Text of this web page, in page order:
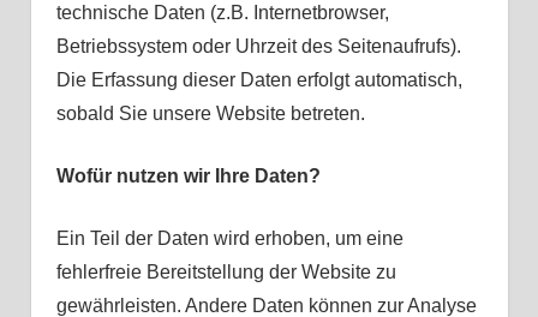
technische Daten (z.B. Internetbrowser,
Betriebssystem oder Uhrzeit des Seitenaufrufs).
Die Erfassung dieser Daten erfolgt automatisch,
sobald Sie unsere Website betreten.
Wofür nutzen wir Ihre Daten?
Ein Teil der Daten wird erhoben, um eine
fehlerfreie Bereitstellung der Website zu
gewährleisten. Andere Daten können zur Analyse